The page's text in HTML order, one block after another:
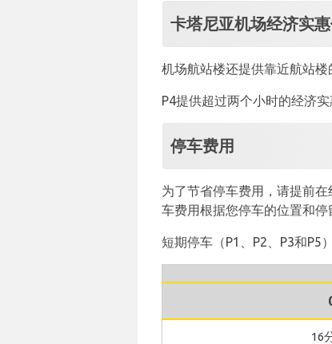
卡塔尼亚机场经济实
机场航站楼还提供靠近航站
P4提供超过两个小时的经济
停车费用
为了节省停车费用，请提前
车费用根据您停车的位置和停
短期停车（P1、P2、P3和P5
16